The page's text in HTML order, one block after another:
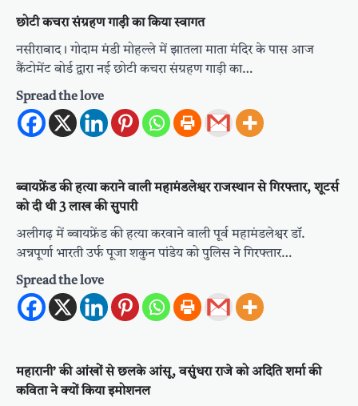
छोटी कचरा संग्रहण गाड़ी का किया स्वागत
नसीराबाद। गोदाम मंडी मोहल्ले में झातला माता मंदिर के पास आज
कैंटोमेंट बोर्ड द्वारा नई छोटी कचरा संग्रहण गाड़ी का…
Spread the love
ब्वायफ्रेंड की हत्या कराने वाली महामंडलेश्वर राजस्थान से गिरफ्तार, शूटर्स
को दी थी 3 लाख की सुपारी
अलीगढ़ में ब्वायफ्रेंड की हत्या करवाने वाली पूर्व महामंडलेश्वर डॉ.
अन्नपूर्णा भारती उर्फ पूजा शकुन पांडेय को पुलिस ने गिरफ्तार…
Spread the love
महारानी’ की आंखों से छलके आंसू, वसुंधरा राजे को अदिति शर्मा की
कविता ने क्यों किया इमोशनल